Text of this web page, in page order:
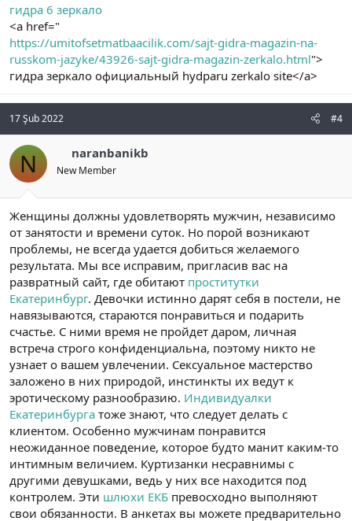
гидра 6 зеркало
<a href="
https://umitofsetmatbaacilik.com/sajt-gidra-magazin-na-
russkom-jazyke/43926-sajt-gidra-magazin-zerkalo.html">
гидра зеркало официальный hydparu zerkalo site</a>
17 Şub 2022 #4
N naranbanikb
New Member
Женщины должны удовлетворять мужчин, независимо
от занятости и времени суток. Но порой возникают
проблемы, не всегда удается добиться желаемого
результата. Мы все исправим, пригласив вас на
развратный сайт, где обитают проститутки
Екатеринбург. Девочки истинно дарят себя в постели, не
навязываются, стараются понравиться и подарить
счастье. С ними время не пройдет даром, личная
встреча строго конфиденциальна, поэтому никто не
узнает о вашем увлечении. Сексуальное мастерство
заложено в них природой, инстинкты их ведут к
эротическому разнообразию. Индивидуалки
Екатеринбурга тоже знают, что следует делать с
клиентом. Особенно мужчинам понравится
неожиданное поведение, которое будто манит каким-то
интимным величием. Куртизанки несравнимы с
другими девушками, ведь у них все находится под
контролем. Эти шлюхи ЕКБ превосходно выполняют
свои обязанности. В анкетах вы можете предварительно